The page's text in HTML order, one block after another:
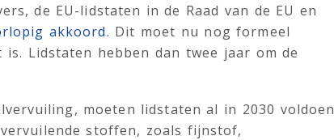
de EU-lidstaten in de Raad van de EU en
akkoord. Dit moet nu nog formeel
Lidstaten hebben dan twee jaar om de
moeten lidstaten al in 2030 voldoen
stoffen, zoals fijnstof,